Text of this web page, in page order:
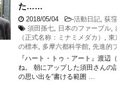
た……
2018/05/04 -活動日記, 荻
須田孫七, 日本のファーブル,
（正式名称：ミナミメダカ） , 東
の標本, 多摩六都科学館, 先進的
『ハート・トゥ・アート』渡辺
ね。 朝にアップした須田さんの
の思い出を“書ける範囲 …